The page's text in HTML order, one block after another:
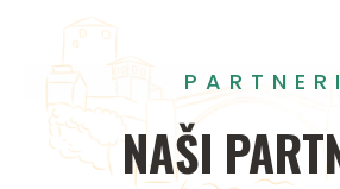
PARTNERI
NAŠI